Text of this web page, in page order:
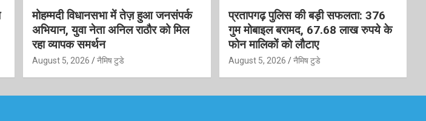
मोहम्मदी विधानसभा में तेज़ हुआ जनसंपर्क
अभियान, युवा नेता अनिल राठौर को मिल
रहा व्यापक समर्थन
August 5, 2026 नैमिष टुडे
प्रतापगढ़ पुलिस की बड़ी सफलता: 376
गुम मोबाइल बरामद, 67.68 लाख रुपये के
फोन मालिकों को लौटाए
August 5, 2026 नैमिष टुडे